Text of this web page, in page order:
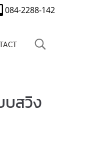
084-2288-142
บสวิง